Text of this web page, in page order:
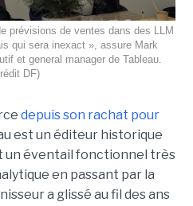
prévisions de ventes dans des LLM
qui sera inexact », assure Mark
et general manager de Tableau.
DF)
depuis son rachat pour
est un éditeur historique
un éventail fonctionnel très
en passant par la
a glissé au fil des ans